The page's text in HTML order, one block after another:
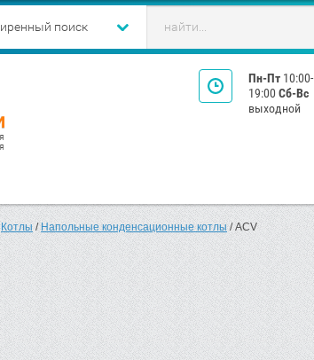
Пн-Пт 10:00-
19:00 Сб-Вс
выходной
поиск
Котлы / Напольные конденсационные котлы / ACV